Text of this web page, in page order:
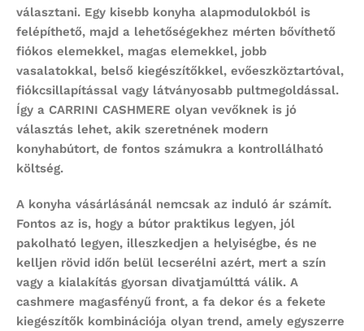
választani. Egy kisebb konyha alapmodulokból is
felépíthető, majd a lehetőségekhez mérten bővíthető
fiókos elemekkel, magas elemekkel, jobb
vasalatokkal, belső kiegészítőkkel, evőeszköztartóval,
fiókcsillapítással vagy látványosabb pultmegoldással.
Így a CARRINI CASHMERE olyan vevőknek is jó
választás lehet, akik szeretnének modern
konyhabútort, de fontos számukra a kontrollálható
költség.
A konyha vásárlásánál nemcsak az induló ár számít.
Fontos az is, hogy a bútor praktikus legyen, jól
pakolható legyen, illeszkedjen a helyiségbe, és ne
kelljen rövid időn belül lecserélni azért, mert a szín
vagy a kialakítás gyorsan divatjamúlttá válik. A
cashmere magasfényű front, a fa dekor és a fekete
kiegészítők kombinációja olyan trend, amely egyszerre